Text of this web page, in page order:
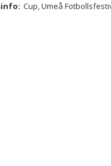
Cup, Umeå